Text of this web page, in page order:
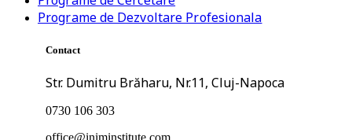
Programe de Dezvoltare Profesionala
Contact
Str. Dumitru Brăharu, Nr.11, Cluj-Napoca
0730 106 303
office@iniminstitute.com